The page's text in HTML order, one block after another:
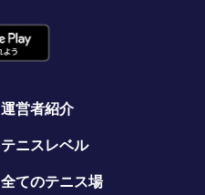
運営者紹介
テニスレベル
全てのテニス場